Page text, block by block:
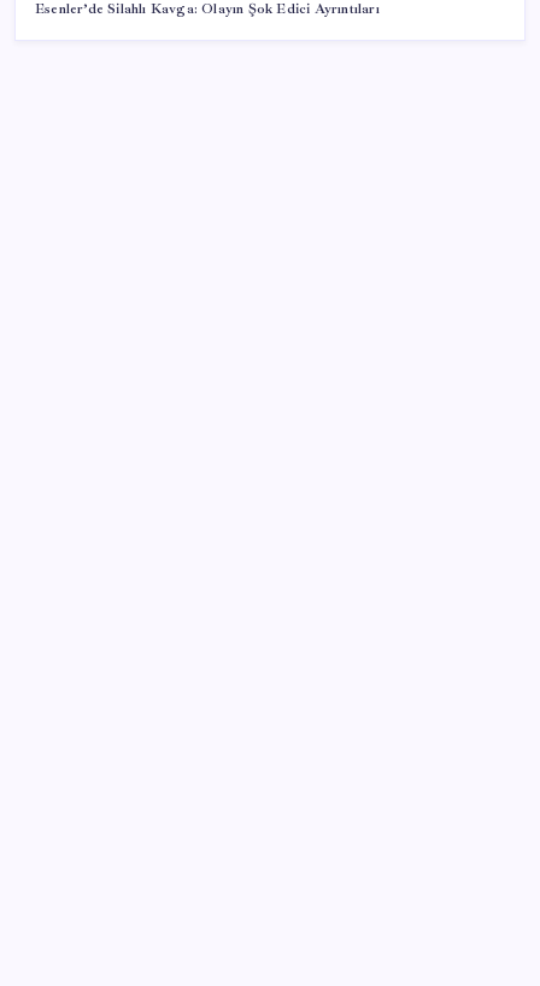
Esenler’de Silahlı Kavga: Olayın Şok Edici Ayrıntıları